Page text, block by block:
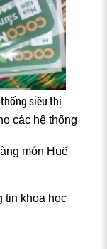
siêu thị
các hệ thống
món Huế
tin khoa học